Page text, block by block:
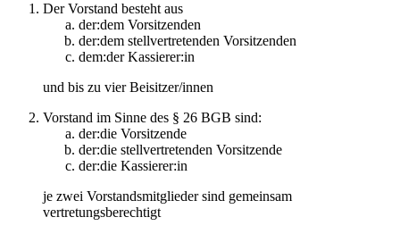
Der Vorstand besteht aus
der:dem Vorsitzenden
der:dem stellvertretenden Vorsitzenden
dem:der Kassierer:in
und bis zu vier Beisitzer/innen
Vorstand im Sinne des § 26 BGB sind:
der:die Vorsitzende
der:die stellvertretenden Vorsitzende
der:die Kassierer:in
je zwei Vorstandsmitglieder sind gemeinsam
vertretungsberechtigt